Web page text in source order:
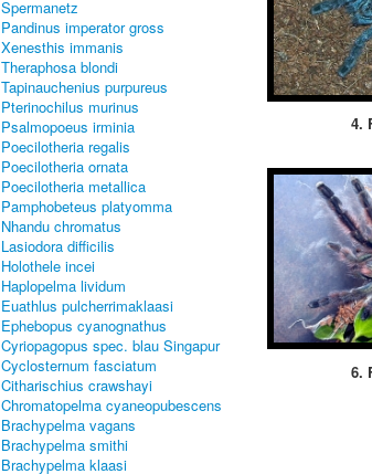
Spermanetz
Pandinus imperator gross
Xenesthis immanis
Theraphosa blondi
Tapinauchenius purpureus
Pterinochilus murinus
Psalmopoeus irminia
Poecilotheria regalis
Poecilotheria ornata
Poecilotheria metallica
Pamphobeteus platyomma
Nhandu chromatus
Lasiodora difficilis
Holothele incei
Haplopelma lividum
Euathlus pulcherrimaklaasi
Ephebopus cyanognathus
Cyriopagopus spec. blau Singapur
Cyclosternum fasciatum
Citharischius crawshayi
Chromatopelma cyaneopubescens
Brachypelma vagans
Brachypelma smithi
Brachypelma klaasi
4.
6.